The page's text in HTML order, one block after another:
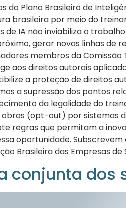
do Plano Brasileiro de
brasileira por meio do
de IA não inviabiliza o
gerar novas linhas de
membros da
aos direitos autorais
a proteção de direitos
a supressão dos pontos
da legalidade do
obras (opt-out) por sistemas
regras que permitam a
oportunidade. Subscrevem
Brasileira das Empresas de
conjunta dos